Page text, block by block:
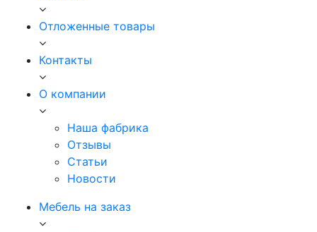
Отложенные товары
Контакты
О компании
Наша фабрика
Отзывы
Статьи
Новости
Мебель на заказ